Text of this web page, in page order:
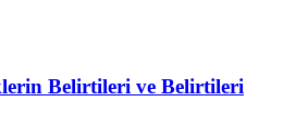
Belirtileri ve Belirtileri